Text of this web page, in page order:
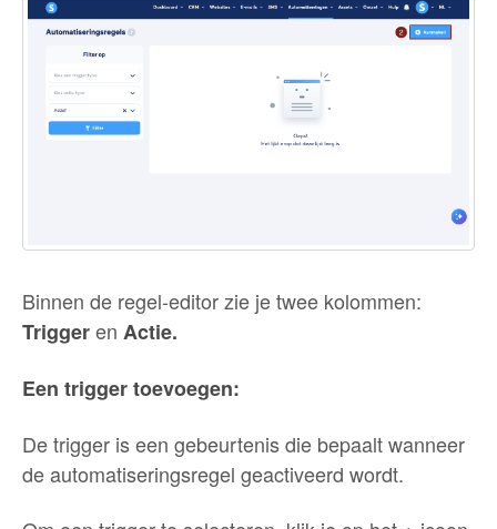
Binnen de regel-editor zie je twee kolommen:
Triggeren Actie.
Een trigger toevoegen:
De trigger is een gebeurtenis die bepaalt wanneer
de automatiseringsregel geactiveerd wordt.